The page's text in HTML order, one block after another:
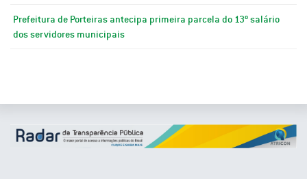
Prefeitura de Porteiras antecipa primeira parcela do 13º salário
dos servidores municipais